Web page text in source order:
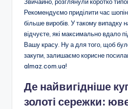
Рекомендуємо приділити час
більше виробів. У такому випадку
відчуєте, які максимально вдало
Вашу красу. Ну а для того, щоб
закупи, залишаємо корисне
almaz.com.ua!
Де найвигідніше
золоті сережки: